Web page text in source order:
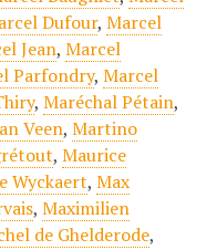
Dufour, Marcel
Jean, Marcel
Parfondry, Marcel
, Maréchal Pétain,
Veen, Martino
, Maurice
Wyckaert, Max
, Maximilien
de Ghelderode,